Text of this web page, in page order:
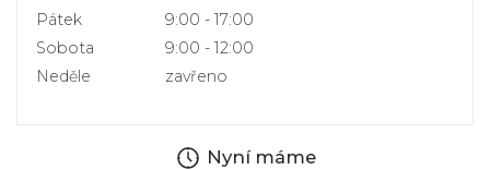
Nyní máme
Pátek
9:00 - 17:00
Sobota
9:00 - 12:00
Neděle
zavřeno